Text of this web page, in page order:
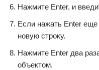
Нажмите Enter, и
Если нажать Enter
новую строку.
Нажмите Enter два
объектом.